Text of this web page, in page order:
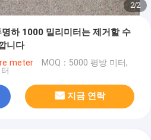
2/2
하 1000 밀리미터는 제거할 수
니다
meter MOQ：5000 평방 미터,
지금 연락